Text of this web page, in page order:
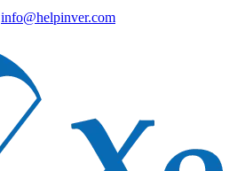
info@helpinver.com